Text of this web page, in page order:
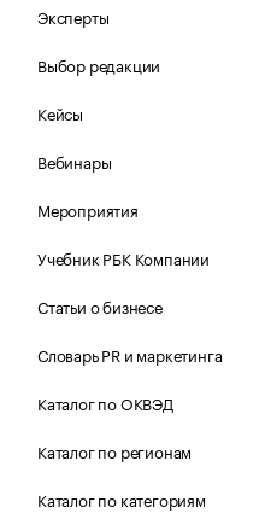
Эксперты
Выбор редакции
Кейсы
Вебинары
Мероприятия
Учебник РБК Компании
Статьи о бизнесе
Словарь PR и маркетинга
Каталог по ОКВЭД
Каталог по регионам
Каталог по категориям